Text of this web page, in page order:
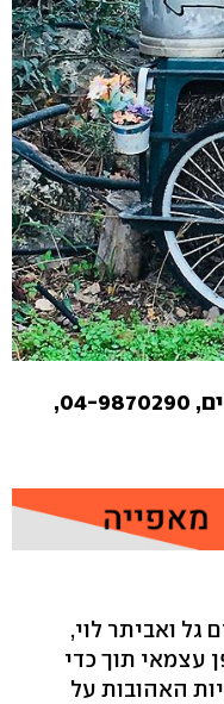
בכניסה למשק חפר, מצפה אבירים, 04-9870290,
גל ואביתר לוי,
עצמאי תוך כדי
האהובות על